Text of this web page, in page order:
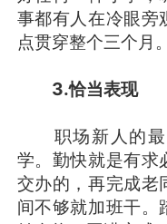
事都有人在冷眼旁
点贯穿整个三个月。
3.恰当表现
职场新人的最
学。勤快就是有求
交办的，再完成老
间不够就加班干。